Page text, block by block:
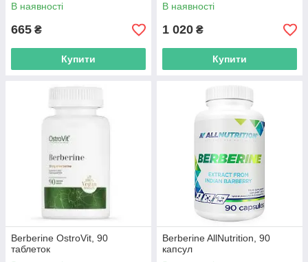
В наявності
665 ₴
Купити
В наявності
1 020 ₴
Купити
Berberine OstroVit, 90
таблеток
Berberine AllNutrition, 90
капсул